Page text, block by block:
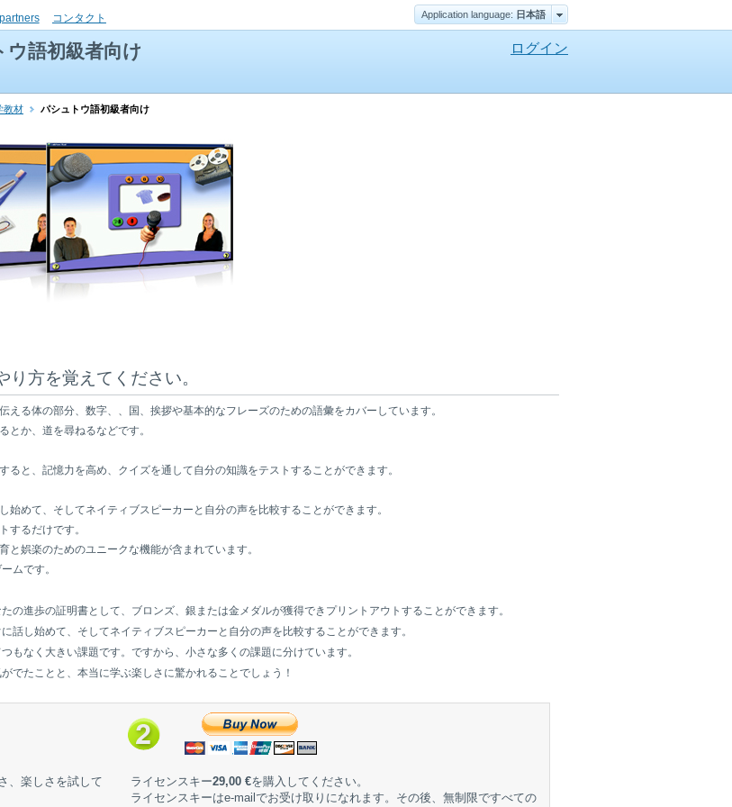
コンタクト Application language: 日本語
ウ語初級者向け ログイン
教材 パシュトウ語初級者向け
方を覚えてください。
る体の部分、数字、、国、挨拶や基本的なフレーズのための語彙をカバーしています。
とか、道を尋ねるなどです。
と、記憶力を高め、クイズを通して自分の知識をテストすることができます。
めて、そしてネイティブスピーカーと自分の声を比較することができます。
するだけです。
娯楽のためのユニークな機能が含まれています。
ムです。
の進歩の証明書として、ブロンズ、銀または金メダルが獲得できプリントアウトすることができます。
話し始めて、そしてネイティブスピーカーと自分の声を比較することができます。
もなく大きい課題です。ですから、小さな多くの課題に分けています。
でたことと、本当に学ぶ楽しさに驚かれることでしょう！
、楽しさを試して
ライセンスキー29,00 €を購入してください。
ライセンスキーはe-mailでお受け取りになれます。その後、無制限ですべての